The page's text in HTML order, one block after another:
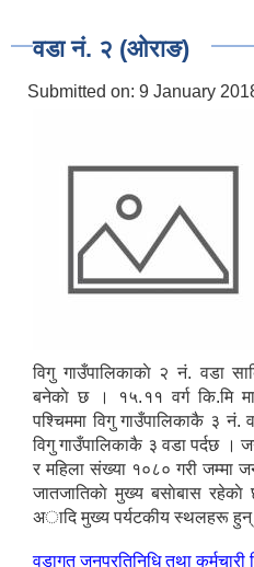
वडा नं. २ (ओराङ)
Submitted on: 9 January
विगु गाउँपालिकाकाे २ नं. वडा
बनेकाे छ । १५.११ वर्ग कि.मि
पश्चिममा विगु गाउँपालिकाकै ३ नं.
विगु गाउँपालिकाकै ३ वडा पर्दछ
र महिला संख्या १०८० गरी जम्मा
जातजातिकाे मुख्य बसाेबास रहेकाे
अादि मुख्य पर्यटकीय स्थलहरू हुन्
वडागत जनप्रतिनिधि तथा कर्मचारी